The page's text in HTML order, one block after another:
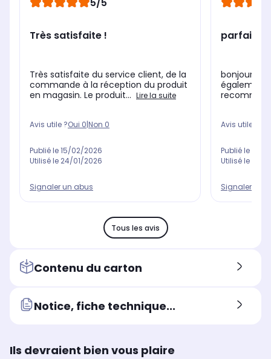
Très satisfaite !
Très satisfaite du service client, de la
commande à la réception du produit
en magasin. Le produit... Lire la suite
Avis utile ?Oui 0|Non 0
Publié le15/02/2026
Utilisé le 24/01/2026
Signaler un abus
parfait
bonjour
également
Avis utile ?
Publié le
Utilisé le
Signaler un
Tous les avis
Contenu du carton
Notice, fiche technique...
Ils devraient bien vous plaire